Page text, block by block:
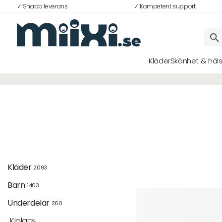
✓ Snabb leverans ✓ Kompetent support
KläderSkönhet &
Bli medlem i Club Miixi
Kläder 2093
Barn 1403
Underdelar 260